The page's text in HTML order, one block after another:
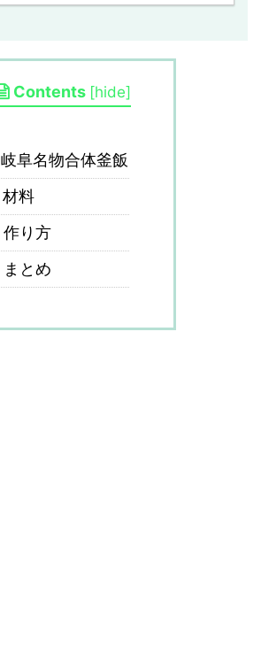
Contents [hide]
岐阜名物合体釜飯
材料
作り方
まとめ